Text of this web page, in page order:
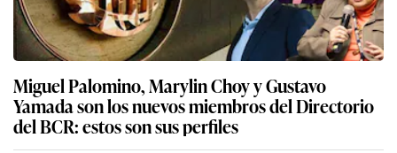
Miguel Palomino, Marylin Choy y Gustavo
Yamada son los nuevos miembros del Directorio
del BCR: estos son sus perfiles